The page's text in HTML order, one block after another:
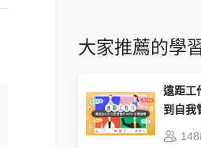
大家推薦的學
遠距工
到自我